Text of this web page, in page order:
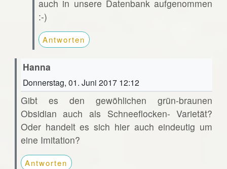
auch in unsere Datenbank aufgenommen
:-)
Antworten
Hanna
Donnerstag, 01. Juni 2017 12:12
Gibt es den gewöhlichen grün-braunen
Obsidian auch als Schneeflocken- Varietät?
Oder handelt es sich hier auch eindeutig um
eine Imitation?
Antworten